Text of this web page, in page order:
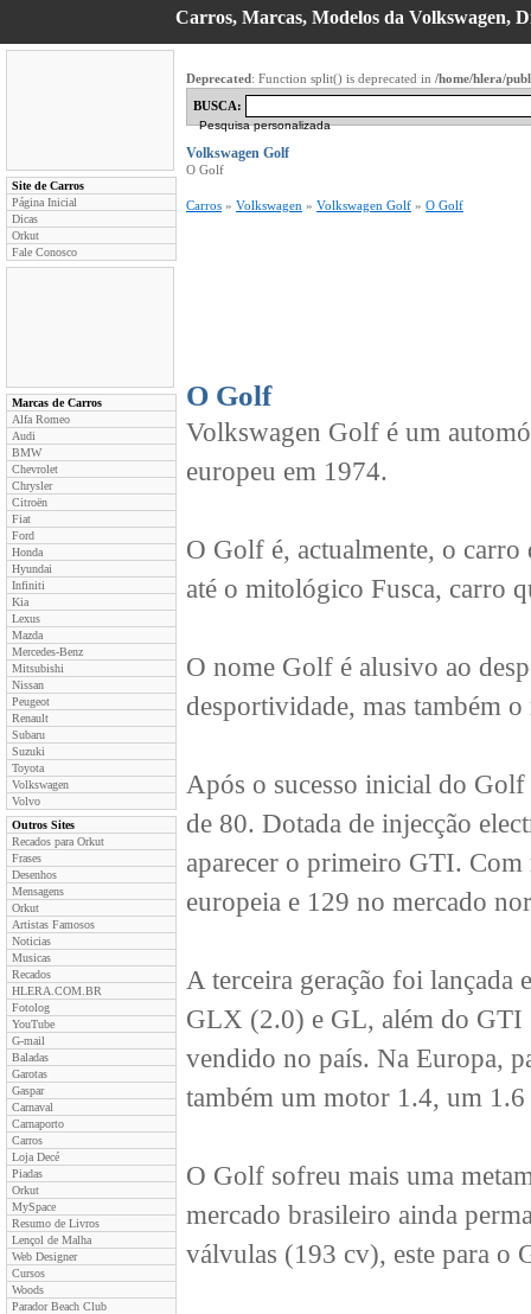
Carros, Marcas, Modelos da Volkswagen,
Site de Carros
Página Inicial
Dicas
Orkut
Fale Conosco
Marcas de Carros
Alfa Romeo
Audi
BMW
Chevrolet
Chrysler
Citroën
Fiat
Ford
Honda
Hyundai
Infiniti
Kia
Lexus
Mazda
Mercedes-Benz
Mitsubishi
Nissan
Peugeot
Renault
Subaru
Suzuki
Toyota
Volkswagen
Volvo
Outros Sites
Recados para Orkut
Frases
Desenhos
Mensagens
Orkut
Artistas Famosos
Noticias
Musicas
Recados
HLERA.COM.BR
Fotolog
YouTube
G-mail
Baladas
Garotas
Gaspar
Carnaval
Carnaporto
Carros
Loja Decé
Piadas
Orkut
MySpace
Resumo de Livros
Lençol de Malha
Web Designer
Cursos
Woods
Parador Beach Club
Deprecated: Function split() is deprecated in /home/hlera/
BUSCA:
Pesquisa personalizada
Volkswagen Golf
O Golf
Carros » Volkswagen » Volkswagen Golf » O Golf
O Golf
Volkswagen Golf é um
europeu em 1974.
O Golf é, actualmente, o carro
até o mitológico Fusca, carro
O nome Golf é alusivo ao
desportividade, mas também
Após o sucesso inicial do Golf
de 80. Dotada de injecção
aparecer o primeiro GTI.
europeia e 129 no mercado
A terceira geração foi lançada
GLX (2.0) e GL, além do
vendido no país. Na Europa,
também um motor 1.4, um
O Golf sofreu mais uma
mercado brasileiro ainda
válvulas (193 cv), este para o